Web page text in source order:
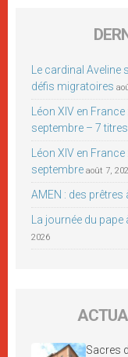
Le cardinal
défis migratoires
Léon XIV en
septembre – 7
Léon XIV en
septembre août 7,
AMEN : des prêtres
La journée du pape
2026
Sacres